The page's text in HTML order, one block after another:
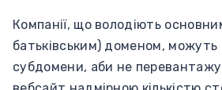
Компанії, що володіють
батьківським) доменом,
субдомени, аби не